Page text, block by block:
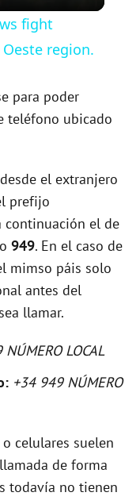
fight
region.
para poder
teléfono ubicado
el extranjero
prefijo
continuación el de
949. En el caso de
mimso páis solo
antes del
llamar.
NÚMERO LOCAL
+34 949 NÚMERO
celulares suelen
de forma
todavía no tienen